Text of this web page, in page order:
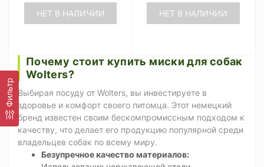
Фильтр
НЕТ В НАЛИЧИИ НЕТ В НАЛИЧИИ
Почему стоит купить миски для собак
Wolters?
Выбирая посуду от Wolters, вы инвестируете в
здоровье и комфорт своего питомца. Этот немецкий
бренд известен своим бескомпромиссным подходом к
качеству, что делает его продукцию популярной среди
владельцев собак по всему миру.
Безупречное качество материалов: